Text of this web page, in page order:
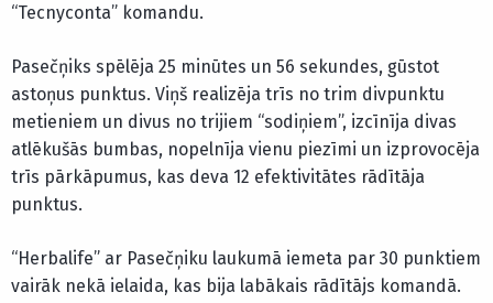
“Tecnyconta” komandu.
Pasečņiks spēlēja 25 minūtes un 56 sekundes, gūstot
astoņus punktus. Viņš realizēja trīs no trim divpunktu
metieniem un divus no trijiem “sodiņiem”, izcīnīja divas
atlēkušās bumbas, nopelnīja vienu piezīmi un izprovocēja
trīs pārkāpumus, kas deva 12 efektivitātes rādītāja
punktus.
“Herbalife” ar Pasečņiku laukumā iemeta par 30 punktiem
vairāk nekā ielaida, kas bija labākais rādītājs komandā.